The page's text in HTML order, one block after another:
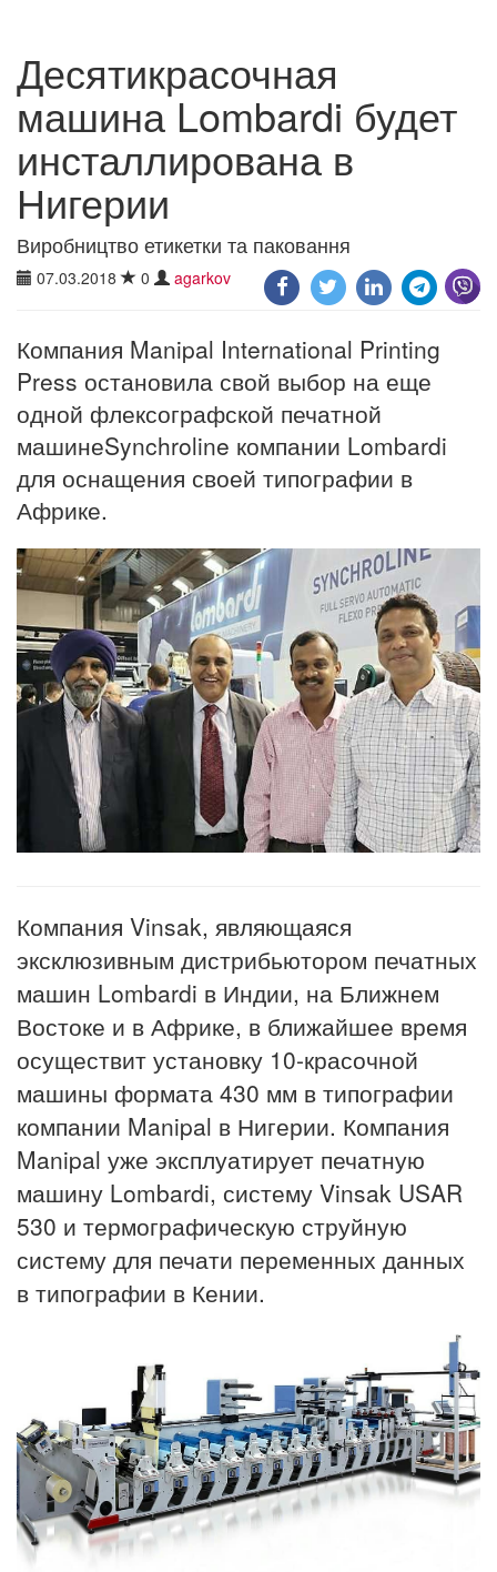
Десятикрасочная
машина Lombardi будет
инсталлирована в
Нигерии
Виробництво етикетки та паковання
07.03.2018 0 agarkov
Компания Manipal International Printing
Press остановила свой выбор на еще
одной флексографской печатной
машинеSynchroline компании Lombardi
для оснащения своей типографии в
Африке.
Компания Vinsak, являющаяся
эксклюзивным дистрибьютором печатных
машин Lombardi в Индии, на Ближнем
Востоке и в Африке, в ближайшее время
осуществит установку 10-красочной
машины формата 430 мм в типографии
компании Manipal в Нигерии. Компания
Manipal уже эксплуатирует печатную
машину Lombardi, систему Vinsak USAR
530 и термографическую струйную
систему для печати переменных данных
в типографии в Кении.